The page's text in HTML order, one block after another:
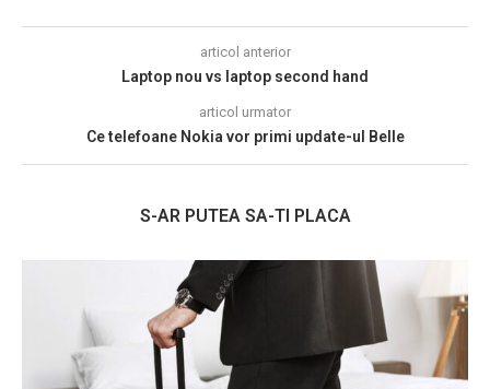
articol anterior
Laptop nou vs laptop second hand
articol urmator
Ce telefoane Nokia vor primi update-ul Belle
S-AR PUTEA SA-TI PLACA